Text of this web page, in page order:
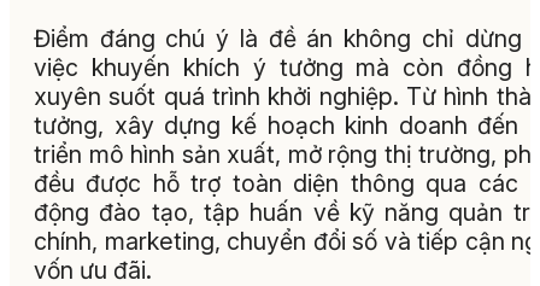
Điểm đáng chú ý là đề án không chỉ dừng
việc khuyến khích ý tưởng mà còn đồng
xuyên suốt quá trình khởi nghiệp. Từ hình
tưởng, xây dựng kế hoạch kinh doanh đến
triển mô hình sản xuất, mở rộng thị trường,
đều được hỗ trợ toàn diện thông qua các
động đào tạo, tập huấn về kỹ năng quản
chính, marketing, chuyển đổi số và tiếp cận
vốn ưu đãi.